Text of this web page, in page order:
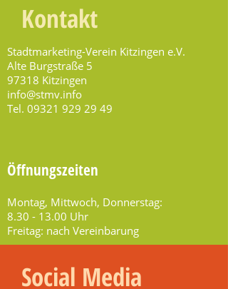
Kontakt
Stadtmarketing-Verein Kitzingen e.V.
Alte Burgstraße 5
97318 Kitzingen
info@stmv.info
Tel. 09321 929 29 49
Öffnungszeiten
Montag, Mittwoch, Donnerstag:
8.30 - 13.00 Uhr
Freitag: nach Vereinbarung
Social Media